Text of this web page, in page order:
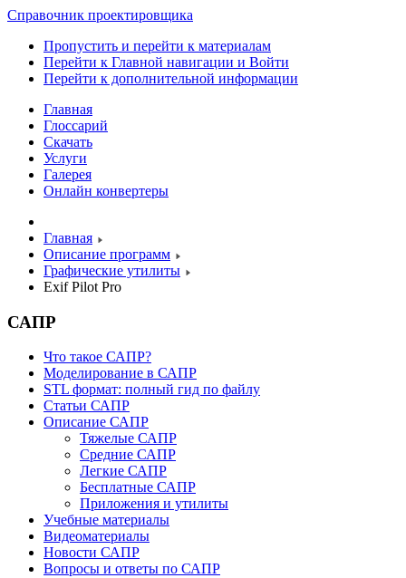
Справочник проектировщика
Пропустить и перейти к материалам
Перейти к Главной навигации и Войти
Перейти к дополнительной информации
Главная
Глоссарий
Скачать
Услуги
Галерея
Онлайн конвертеры
Главная
Описание программ
Графические утилиты
Exif Pilot Pro
САПР
Что такое САПР?
Моделирование в САПР
STL формат: полный гид по файлу
Статьи САПР
Описание САПР
Тяжелые САПР
Средние САПР
Легкие САПР
Бесплатные САПР
Приложения и утилиты
Учебные материалы
Видеоматериалы
Новости САПР
Вопросы и ответы по САПР